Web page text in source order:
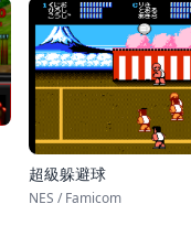
超級躲避球
NES / Famicom